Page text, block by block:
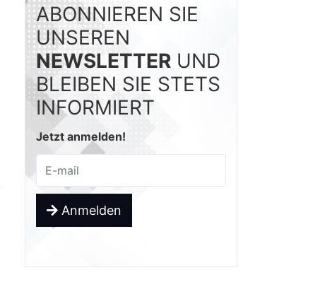
ABONNIEREN SIE
UNSEREN
NEWSLETTER UND
BLEIBEN SIE STETS
INFORMIERT
Jetzt anmelden!
Anmelden